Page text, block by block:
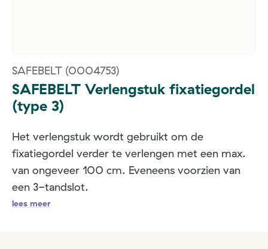
SAFEBELT (0004753)
SAFEBELT Verlengstuk fixatiegordel
(type 3)
Het verlengstuk wordt gebruikt om de
fixatiegordel verder te verlengen met een max.
van ongeveer 100 cm. Eveneens voorzien van
een 3-tandslot.
lees meer